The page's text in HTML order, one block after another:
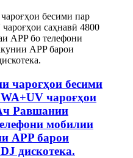
чароғҳои бесими
чароғҳои
Равшании
мобилии
APP барои
дискотека.